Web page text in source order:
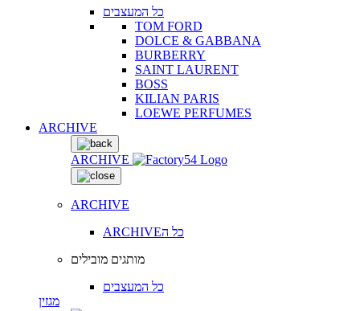
כל המעצבים
TOM FORD
DOLCE & GABBANA
BURBERRY
SAINT LAURENT
BOSS
KILIAN PARIS
LOEWE PERFUMES
ARCHIVE
ARCHIVE
ARCHIVE
ARCHIVEכל ה
מותגים מובילים
כל המעצבים
מגזין